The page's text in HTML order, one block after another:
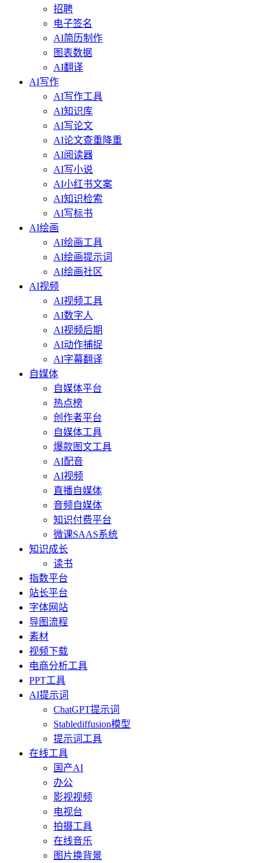
招聘
电子签名
AI简历制作
图表数据
AI翻译
AI写作
AI写作工具
AI知识库
AI写论文
AI论文查重降重
AI阅读器
AI写小说
AI小红书文案
AI知识检索
AI写标书
AI绘画
AI绘画工具
AI绘画提示词
AI绘画社区
AI视频
AI视频工具
AI数字人
AI视频后期
AI动作捕捉
AI字幕翻译
自媒体
自媒体平台
热点榜
创作者平台
自媒体工具
爆款图文工具
AI配音
AI视频
直播自媒体
音频自媒体
知识付费平台
微课SAAS系统
知识成长
读书
指数平台
站长平台
字体网站
导图流程
素材
视频下载
电商分析工具
PPT工具
AI提示词
ChatGPT提示词
Stablediffusion模型
提示词工具
在线工具
国产AI
办公
影视视频
电视台
拍摄工具
在线音乐
图片换背景